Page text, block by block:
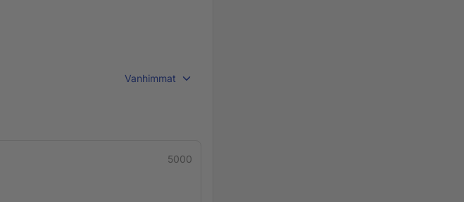
Vanhimmat
5000